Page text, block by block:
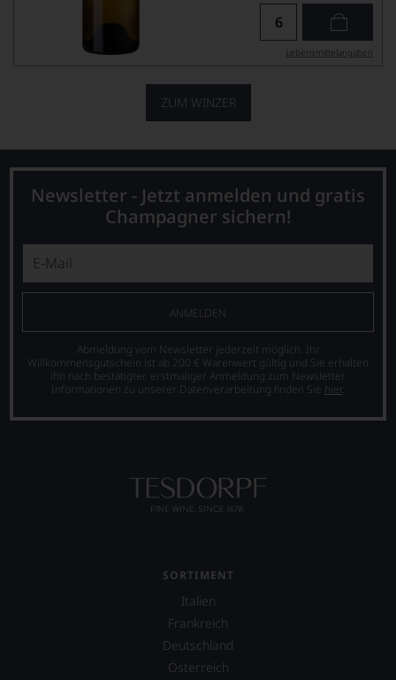
Lebensmittel­angaben
ZUM WINZER
Newsletter - Jetzt anmelden und gratis
Champagner sichern!
ANMELDEN
Abmeldung vom Newsletter jederzeit möglich. Ihr
Willkommensgutschein ist ab 200 € Warenwert gültig und Sie erhalten
ihn nach bestätigter, erstmaliger Anmeldung zum Newsletter.
Informationen zu unserer Datenverarbeitung finden Sie hier.
SORTIMENT
Italien
Frankreich
Deutschland
Österreich